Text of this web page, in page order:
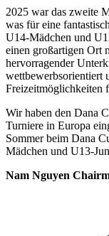
2025 war das zweite
was für eine
U14-Mädchen und
einen großartigen Ort
hervorragender
wettbewerbsorientiert
Freizeitmöglichkeiten
Wir haben den Dana
Turniere in Europa
Sommer beim Dana
Mädchen und U13-
Nam Nguyen